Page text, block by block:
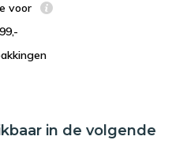
voor
in de volgende